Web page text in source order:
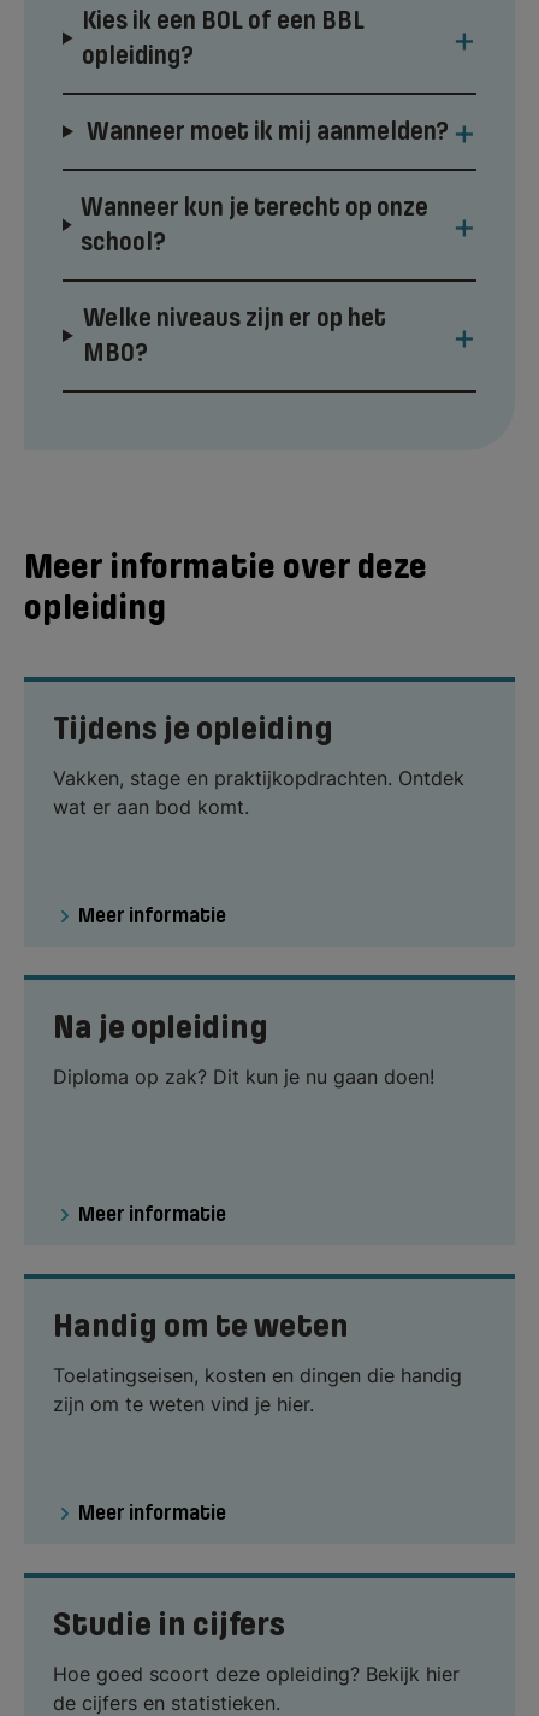
Kies ik een BOL of een BBL
opleiding?
+
Wanneer moet ik mij aanmelden? +
Wanneer kun je terecht op onze
school?
+
Welke niveaus zijn er op het
MBO?
+
Meer informatie over deze
opleiding
Tijdens je opleiding
Vakken, stage en praktijkopdrachten. Ontdek
wat er aan bod komt.
Meer informatie
Na je opleiding
Diploma op zak? Dit kun je nu gaan doen!
Meer informatie
Handig om te weten
Toelatingseisen, kosten en dingen die handig
zijn om te weten vind je hier.
Meer informatie
Studie in cijfers
Hoe goed scoort deze opleiding? Bekijk hier
de cijfers en statistieken.